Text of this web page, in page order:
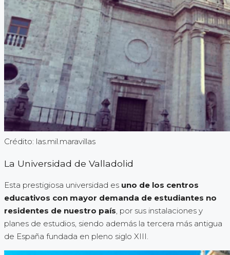
Crédito: las.mil.maravillas
La Universidad de Valladolid
Esta prestigiosa universidad es uno de los centros
educativos con mayor demanda de estudiantes no
residentes de nuestro país, por sus instalaciones y
planes de estudios, siendo además la tercera más antigua
de España fundada en pleno siglo XIII.